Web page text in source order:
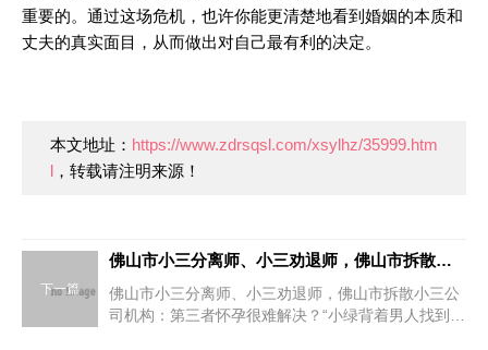
重要的。通过这场危机，也许你能更清楚地看到婚姻的本质和
丈夫的真实面目，从而做出对自己最有利的决定。
本文地址： https://www.zdrsqsl.com/xsylhz/35999.htm
l ，转载请注明来源！
下一篇
佛山市小三分离师、小三劝退师，佛山市拆散小三公司机构：第三者怀孕很难解决？
佛山市小三分离师、小三劝退师，佛山市拆散小三公
司机构：第三者怀孕很难解决？“小绿背着男人找到了